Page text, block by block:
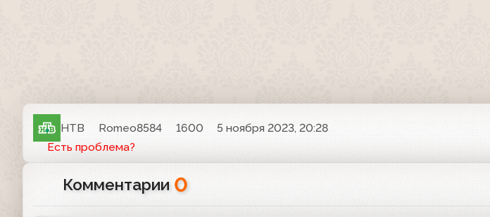
НТВ Romeo8584 1600
5 ноября 2023, 20:28
Есть проблема?
Комментарии 0